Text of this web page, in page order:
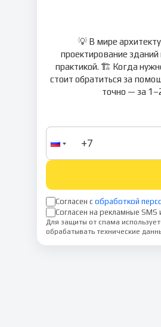
💡 В мире
проектирование
практикой. 🏗 Когда
стоит обратиться за
точно — за
Согласен с обработкой
Согласен на рекламные
Для защиты от спама
обрабатывать технические